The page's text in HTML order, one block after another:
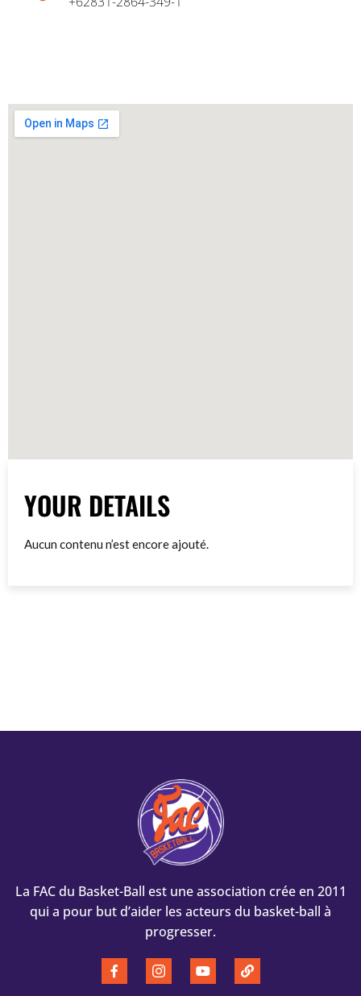
YOUR DETAILS
Aucun contenu n’est encore ajouté.
La FAC du Basket-Ball est une association crée en 2011
qui a pour but d’aider les acteurs du basket-ball à
progresser.